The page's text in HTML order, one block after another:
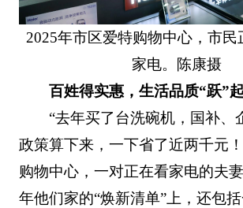
2025年市区爱特购物中心，市民
家电。陈康摄
百姓得实惠，生活品质“跃”
“去年买了台洗碗机，国补、
政策算下来，一下省了近两千元
购物中心，一对正在看家电的夫
年他们家的“焕新清单”上，还包